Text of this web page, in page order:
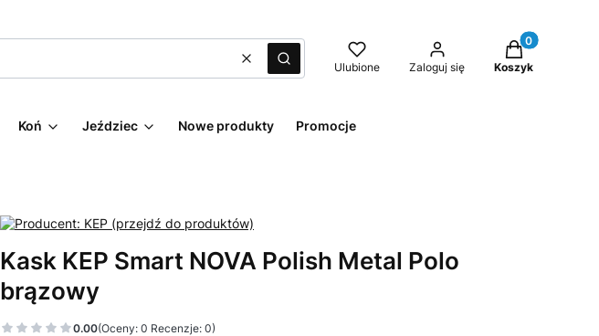
WyczyśćSzukaj Ulubione Zaloguj się
Produkty w
Koszyk
Koń Jeździec Nowe produkty Promocje
Kask KEP Smart NOVA Polish Metal Polo
brązowy
0.00(Oceny: 0 Recenzje: 0)